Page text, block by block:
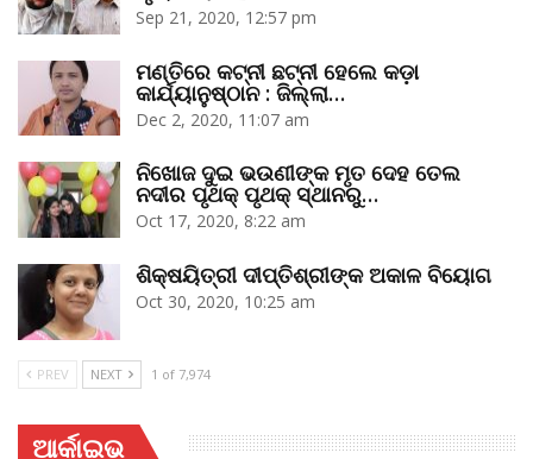
Sep 21, 2020, 12:57 pm
ମଣ୍ତିରେ କଟ୍‌ନୀ ଛଟ୍‌ନୀ ହେଲେ କଡ଼ା
କାର୍ଯ୍ୟାନୁଷ୍ଠାନ : ଜିଲ୍ଲା…
Dec 2, 2020, 11:07 am
ନିଖୋଜ ଦୁଇ ଭଉଣୀଙ୍କ ମୃତ ଦେହ ତେଲ
ନଦୀର ପୃଥକ୍‌ ପୃଥକ୍‌ ସ୍ଥାନରୁ…
Oct 17, 2020, 8:22 am
ଶିକ୍ଷୟିତ୍ରୀ ଦୀପ୍ତିଶ୍ରୀଙ୍କ ଅକାଳ ବିୟୋଗ
Oct 30, 2020, 10:25 am
PREV NEXT 1 of 7,974
ଆର୍କାଇଭ